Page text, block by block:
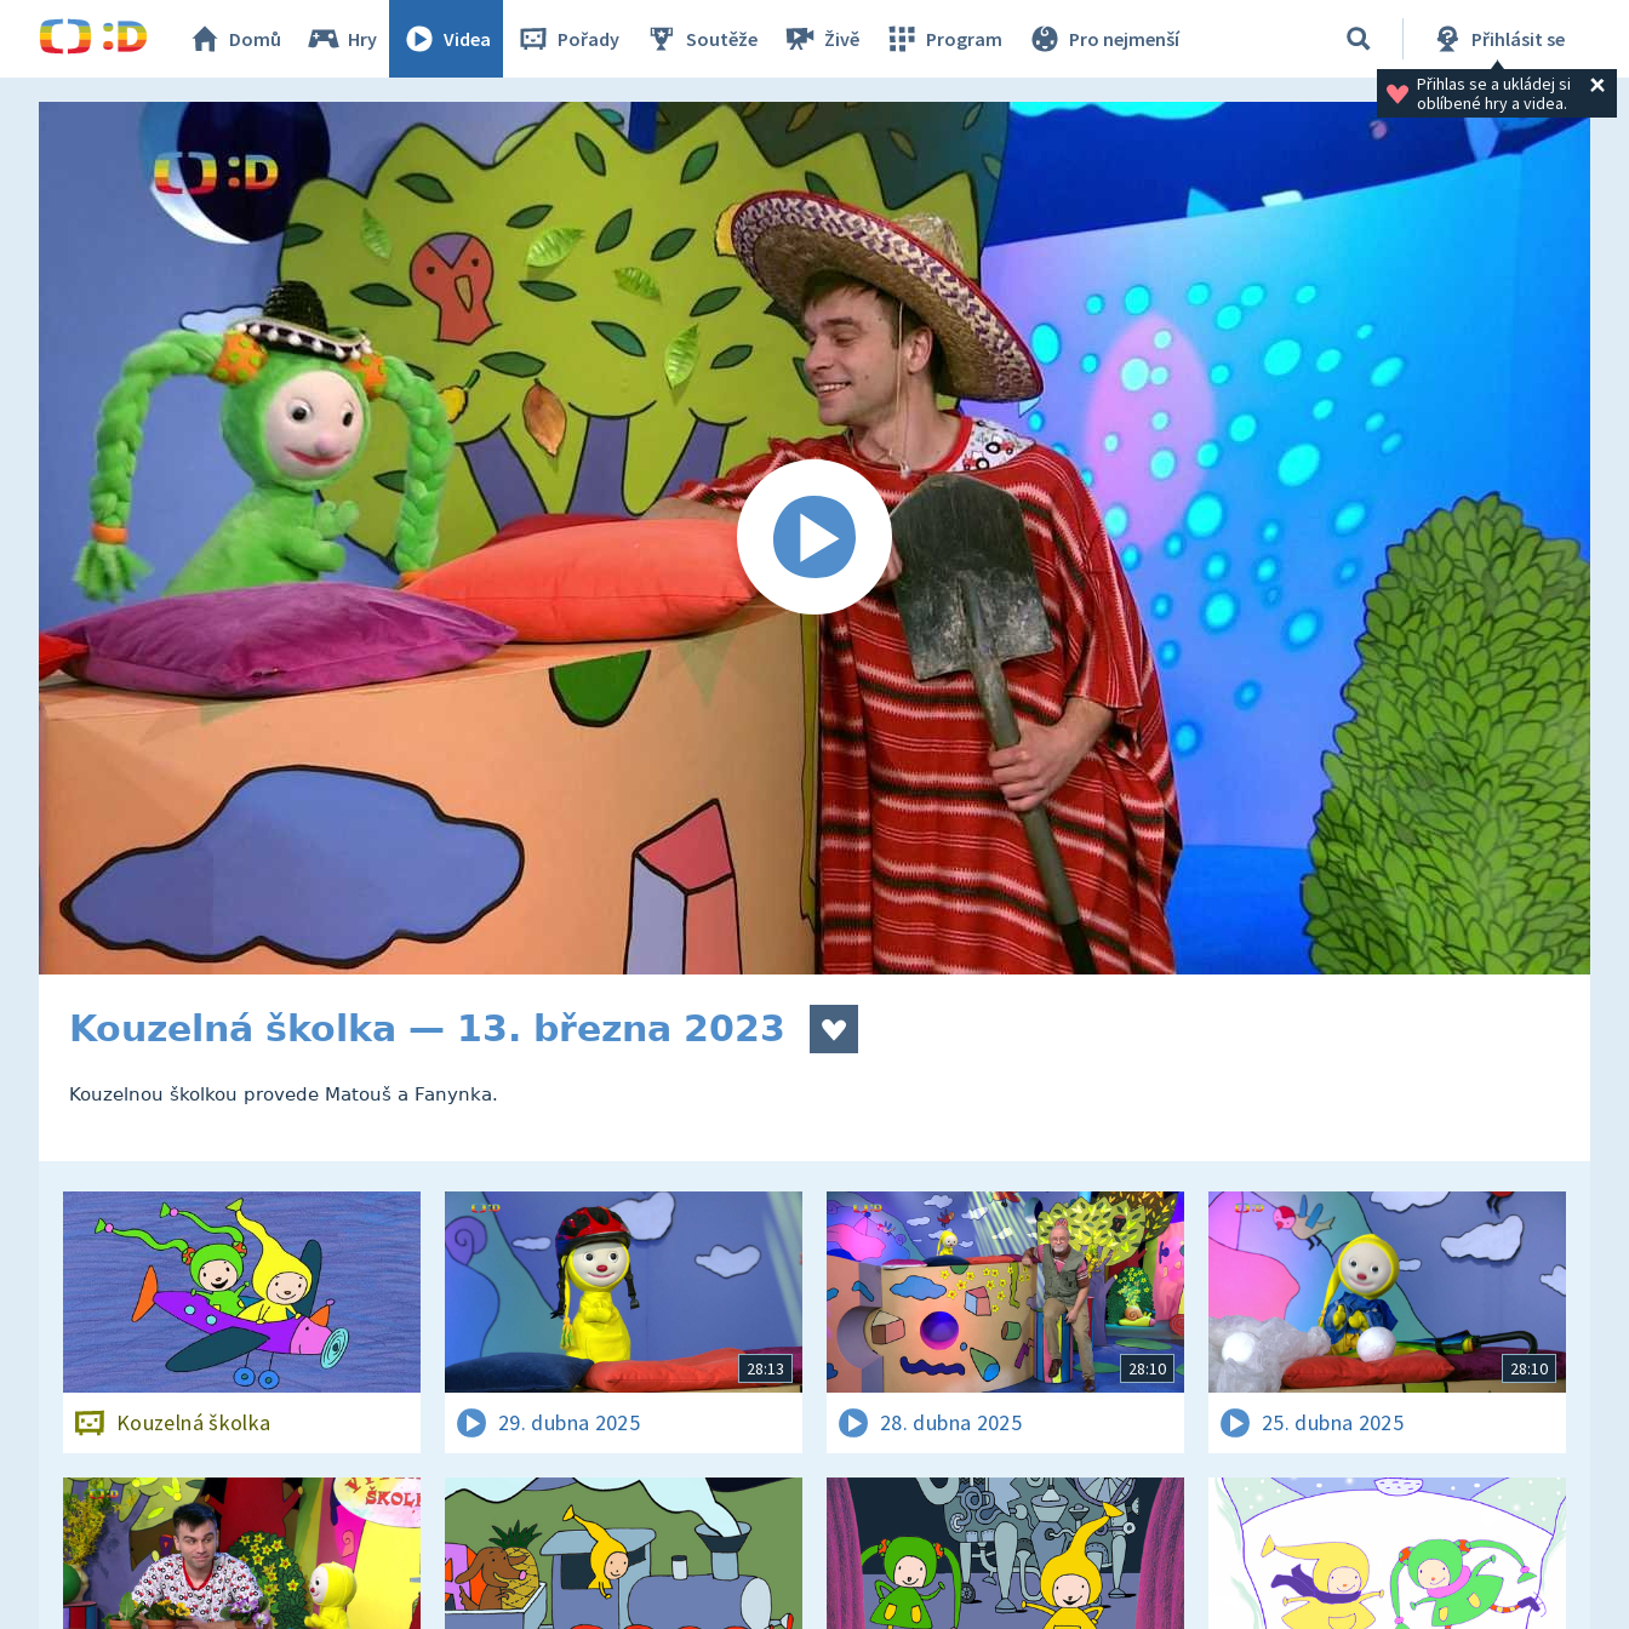
Domů Hry Videa Pořady Soutěže Živě Program Pro nejmenší Přihlásit se
Přihlas se a ukládej si
oblíbené hry a videa.
Kouzelná školka — 13. března 2023
Kouzelnou školkou provede Matouš a Fanynka.
Kouzelná školka
28:13
29. dubna 2025
28:10
28. dubna 2025
28:10
25. dubna 2025